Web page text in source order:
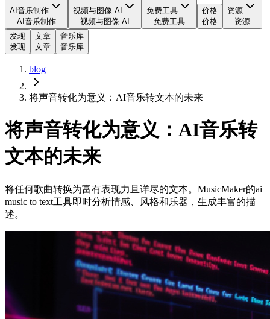
AI音乐制作
AI音乐制作
视频与图像 AI
视频与图像 AI
免费工具
免费工具
价格
价格
资源
资源
发现
发现
文章
文章
音乐库
音乐库
blog
将声音转化为意义：AI音乐转文本的未来
将声音转化为意义：AI音乐转
文本的未来
将任何歌曲转换为富有表现力且详尽的文本。MusicMaker的ai
music to text工具即时分析情感、风格和乐器，生成丰富的描
述。